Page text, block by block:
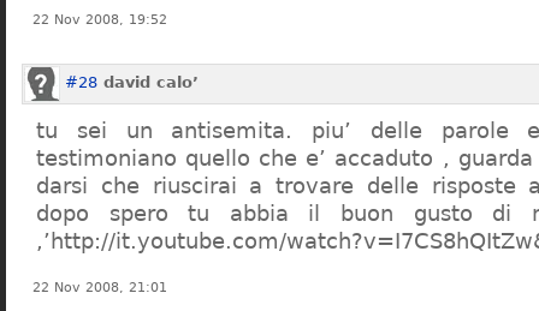
22 Nov 2008, 19:52
#28 david calo’
tu sei un antisemita. piu’ delle parole
testimoniano quello che e’ accaduto , guarda
darsi che riuscirai a trovare delle risposte
dopo spero tu abbia il buon gusto di
,’http://it.youtube.com/
22 Nov 2008, 21:01